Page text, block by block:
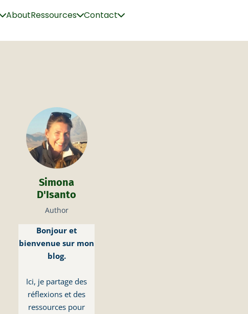
AboutRessources Contact
Simona
D'Isanto
Author
Bonjour et
bienvenue sur mon
blog.
Ici, je partage des
réflexions et des
ressources pour